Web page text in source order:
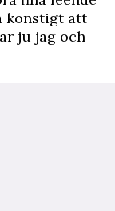
konstigt att
ju jag och